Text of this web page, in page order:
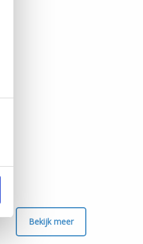
Bekijk meer